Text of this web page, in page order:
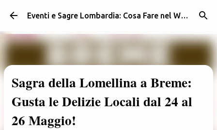
Passa ai contenuti principali Eventi e Sagre Lombardia: Cosa Fare nel Weekend | Weekendidea
Sagra della Lomellina a Breme:
Gusta le Delizie Locali dal 24 al
26 Maggio!